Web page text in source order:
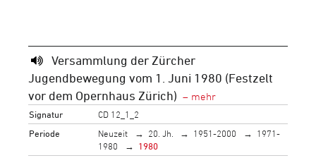
Versammlung der Zürcher
Jugendbewegung vom 1. Juni 1980 (Festzelt
vor dem Opernhaus Zürich)
Signatur
CD 12_1_2
Periode
Neuzeit 20. Jh. 1951-2000
1971-
1980
1980